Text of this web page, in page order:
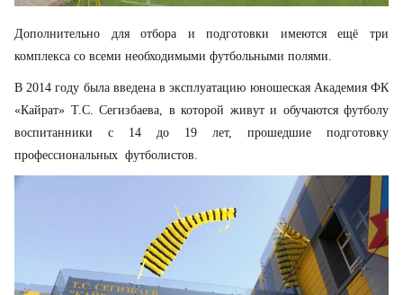
Дополнительно для отбора и подготовки имеются ещё три
комплекса со всеми необходимыми футбольными полями.
В 2014 году была введена в эксплуатацию юношеская Академия ФК
«Кайрат» Т.С. Сегизбаева, в которой живут и обучаются футболу
воспитанники с 14 до 19 лет, прошедшие подготовку
профессиональных футболистов.